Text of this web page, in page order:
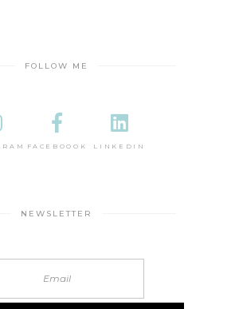
FOLLOW ME
FACEBOOOK LINKEDIN
NEWSLETTER